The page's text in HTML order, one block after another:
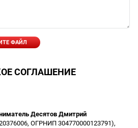
ФАЙЛ
СОГЛАШЕНИЕ
Десятов Дмитрий
ОГРНИП 304770000123791),